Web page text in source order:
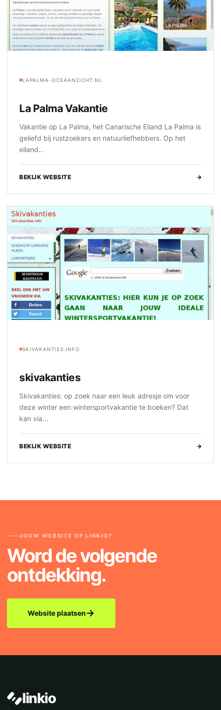
LAPALMA-OCEAANZICHT.NL
La Palma Vakantie
Vakantie op La Palma, het Canarische Eiland La Palma is
geliefd bij rustzoekers en natuurliefhebbers. Op het
eiland...
BEKIJK WEBSITE →
SKIVAKANTIES.INFO
skivakanties
Skivakanties: op zoek naar een leuk adresje om voor
deze winter een wintersportvakantie te boeken? Dat
kan via...
BEKIJK WEBSITE →
JOUW WEBSITE OP LINKIO?
Word de volgende
ontdekking.
Website plaatsen→
linkio